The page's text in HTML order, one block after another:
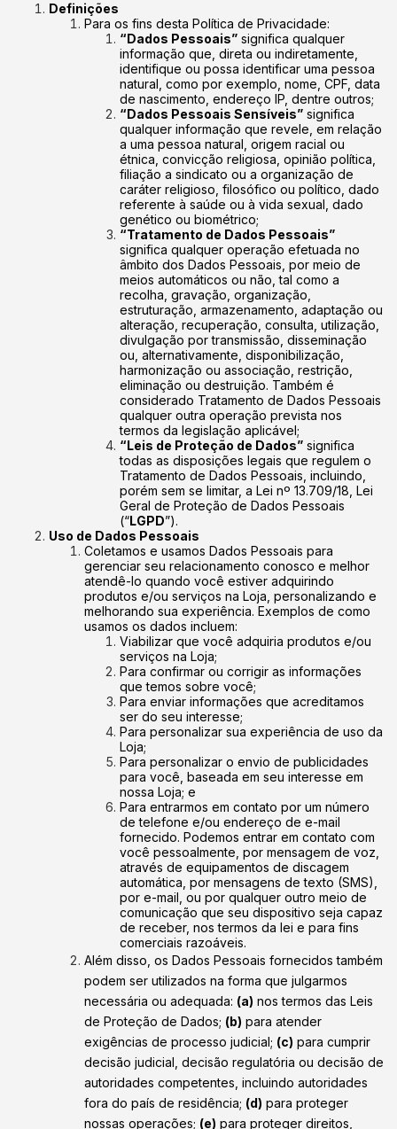
Definições
Para os fins desta Política de Privacidade:
“Dados Pessoais” significa qualquer
informação que, direta ou indiretamente,
identifique ou possa identificar uma pessoa
natural, como por exemplo, nome, CPF, data
de nascimento, endereço IP, dentre outros;
“Dados Pessoais Sensíveis” significa
qualquer informação que revele, em relação
a uma pessoa natural, origem racial ou
étnica, convicção religiosa, opinião política,
filiação a sindicato ou a organização de
caráter religioso, filosófico ou político, dado
referente à saúde ou à vida sexual, dado
genético ou biométrico;
“Tratamento de Dados Pessoais”
significa qualquer operação efetuada no
âmbito dos Dados Pessoais, por meio de
meios automáticos ou não, tal como a
recolha, gravação, organização,
estruturação, armazenamento, adaptação ou
alteração, recuperação, consulta, utilização,
divulgação por transmissão, disseminação
ou, alternativamente, disponibilização,
harmonização ou associação, restrição,
eliminação ou destruição. Também é
considerado Tratamento de Dados Pessoais
qualquer outra operação prevista nos
termos da legislação aplicável;
“Leis de Proteção de Dados” significa
todas as disposições legais que regulem o
Tratamento de Dados Pessoais, incluindo,
porém sem se limitar, a Lei nº 13.709/18, Lei
Geral de Proteção de Dados Pessoais
(“LGPD”).
Uso de Dados Pessoais
Coletamos e usamos Dados Pessoais para
gerenciar seu relacionamento conosco e melhor
atendê-lo quando você estiver adquirindo
produtos e/ou serviços na Loja, personalizando e
melhorando sua experiência. Exemplos de como
usamos os dados incluem:
Viabilizar que você adquiria produtos e/ou
serviços na Loja;
Para confirmar ou corrigir as informações
que temos sobre você;
Para enviar informações que acreditamos
ser do seu interesse;
Para personalizar sua experiência de uso da
Loja;
Para personalizar o envio de publicidades
para você, baseada em seu interesse em
nossa Loja; e
Para entrarmos em contato por um número
de telefone e/ou endereço de e-mail
fornecido. Podemos entrar em contato com
você pessoalmente, por mensagem de voz,
através de equipamentos de discagem
automática, por mensagens de texto (SMS),
por e-mail, ou por qualquer outro meio de
comunicação que seu dispositivo seja capaz
de receber, nos termos da lei e para fins
comerciais razoáveis.
Além disso, os Dados Pessoais fornecidos também
podem ser utilizados na forma que julgarmos
necessária ou adequada: (a) nos termos das Leis
de Proteção de Dados; (b) para atender
exigências de processo judicial; (c) para cumprir
decisão judicial, decisão regulatória ou decisão de
autoridades competentes, incluindo autoridades
fora do país de residência; (d) para proteger
nossas operações; (e) para proteger direitos,